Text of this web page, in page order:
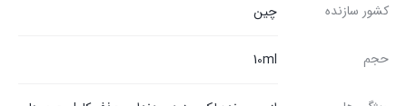
کشور سازنده چین
حجم 10ml